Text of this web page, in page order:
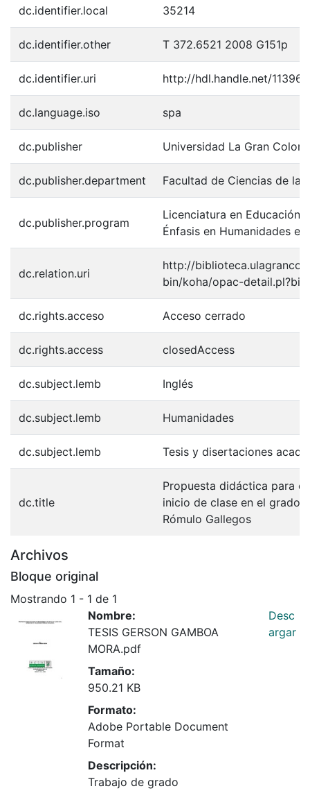
dc.identifier.local 35214
dc.identifier.other T 372.6521 2008 G151p
dc.identifier.uri http://hdl.handle.net/11396/
dc.language.iso spa
dc.publisher Universidad La Gran
dc.publisher.department Facultad de Ciencias de la
dc.publisher.program
Licenciatura en Educación
Énfasis en Humanidades e
dc.relation.uri
http://
bin/koha/opac-
dc.rights.acceso Acceso cerrado
dc.rights.access closedAccess
dc.subject.lemb Inglés
dc.subject.lemb Humanidades
dc.subject.lemb Tesis y disertaciones
dc.title
Propuesta didáctica para
inicio de clase en el grado
Rómulo Gallegos
Archivos
Bloque original
Mostrando 1 - 1 de 1
Nombre:
TESIS GERSON GAMBOA
MORA.pdf
Tamaño:
950.21 KB
Formato:
Adobe Portable Document
Format
Descripción:
Trabajo de grado
Desc
argar